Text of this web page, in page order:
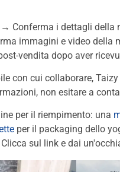
Conferma i dettagli
immagini e video della
vendita dopo aver
con cui collaborare,
non esitare a
per il riempimento: una
per il packaging dello
sul link e dai